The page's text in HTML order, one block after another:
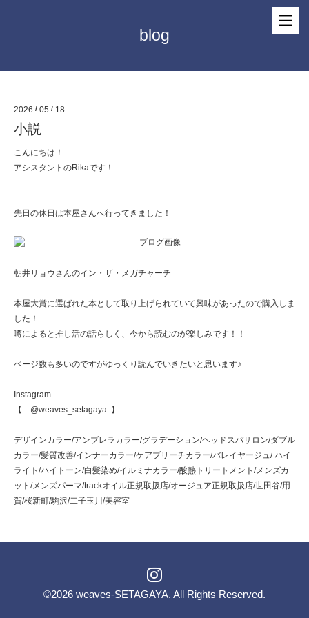
blog
2026 / 05 / 18
小説
こんにちは！
アシスタントのRikaです！
先日の休日は本屋さんへ行ってきました！
朝井リョウさんのイン・ザ・メガチャーチ
本屋大賞に選ばれた本として取り上げられていて興味があったので購入しま
した！
噂によると推し活の話らしく、今から読むのが楽しみです！！
ページ数も多いのですがゆっくり読んでいきたいと思います♪
Instagram
【 @weaves_setagaya 】
デザインカラー/アンブレラカラー/グラデーション/ヘッドスパサロン/ダブル
カラー/髪質改善/インナーカラー/ケアブリーチカラー/バレイヤージュ/ ハイ
ライト/ハイトーン/白髪染め/イルミナカラー/酸熱トリートメント/メンズカ
ット/メンズパーマ/trackオイル正規取扱店/オージュア正規取扱店/世田谷/用
賀/桜新町/駒沢/二子玉川/美容室
©2026 weaves-SETAGAYA. All Rights Reserved.